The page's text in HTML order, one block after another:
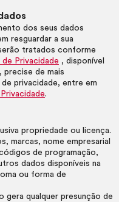
dos seus dados
resguardar a sua
tratados conforme
Privacidade , disponível
precise de mais
privacidade, entre em
.
propriedade ou licença.
marcas, nome empresarial
de programação,
dados disponíveis na
ou forma de
gera qualquer presunção de